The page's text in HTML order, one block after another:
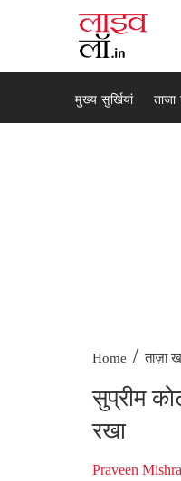
मुख्य सुर्खियां
Home / ताज़ा
सुप्रीम
रखा
Praveen Mishra